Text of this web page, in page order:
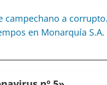
campechano a
en Monarquía S.A.